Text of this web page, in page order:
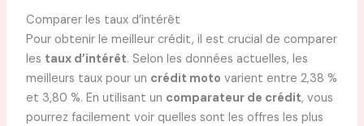
Comparer les taux d’intérêt
Pour obtenir le meilleur crédit, il est crucial de comparer
les taux d’intérêt. Selon les données actuelles, les
meilleurs taux pour un crédit moto varient entre 2,38 %
et 3,80 %. En utilisant un comparateur de crédit, vous
pourrez facilement voir quelles sont les offres les plus